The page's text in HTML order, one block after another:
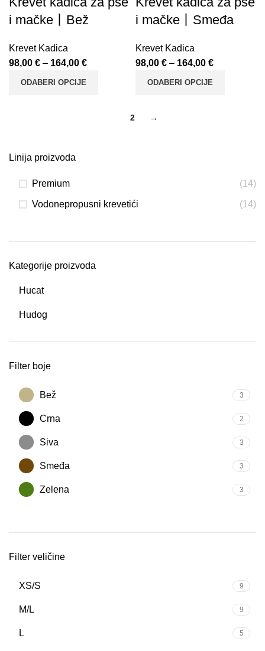
Linija proizvoda
Premium (14)
Vodonepropusni krevetići (14)
Kategorije proizvoda
Hucat
Hudog
Filter boje
Bež 3
Crna 2
Siva 3
Smeđa 3
Zelena 3
Filter veličine
XS/S 9
M/L 9
L 5
i mačke丨Bež
Krevet Kadica
98,00 € – 164,00 €
ODABERI OPCIJE
i mačke丨Smeđa
Krevet Kadica
98,00 € – 164,00 €
ODABERI OPCIJE
2 →